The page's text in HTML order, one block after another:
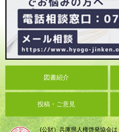
図書紹介
投稿・ご意見
(公財）兵庫県人権啓発協会